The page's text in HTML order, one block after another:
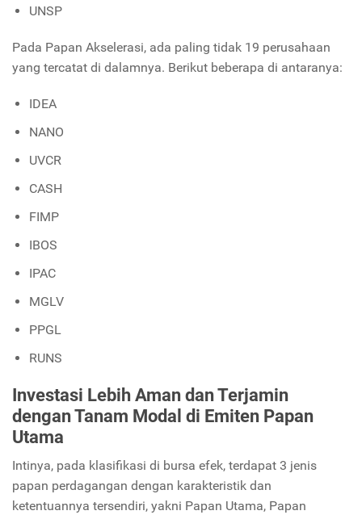
UNSP
Pada Papan Akselerasi, ada paling tidak 19 perusahaan
yang tercatat di dalamnya. Berikut beberapa di antaranya:
IDEA
NANO
UVCR
CASH
FIMP
IBOS
IPAC
MGLV
PPGL
RUNS
Investasi Lebih Aman dan Terjamin
dengan Tanam Modal di Emiten Papan
Utama
Intinya, pada klasifikasi di bursa efek, terdapat 3 jenis
papan perdagangan dengan karakteristik dan
ketentuannya tersendiri, yakni Papan Utama, Papan